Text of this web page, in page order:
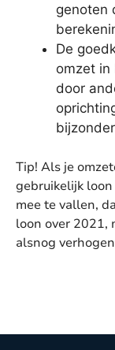
genoten
De
omzet in
door
Tip! Als je
gebruikelijk
mee te vallen,
loon over 2021,
alsnog